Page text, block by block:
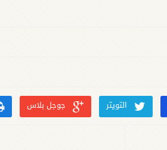
التويتر جوجل بلاس